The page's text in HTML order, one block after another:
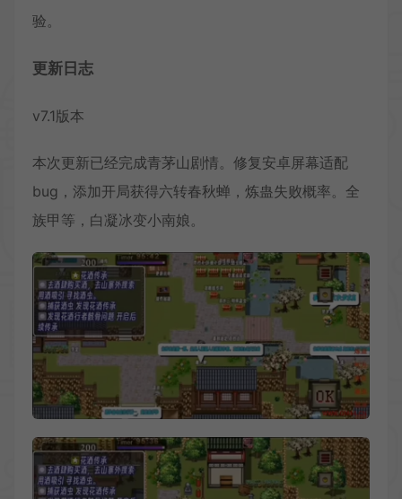
验。
更新日志
v7.1版本
本次更新已经完成青茅山剧情。修复安卓屏幕适配
bug，添加开局获得六转春秋蝉，炼蛊失败概率。全
族甲等，白凝冰变小南娘。